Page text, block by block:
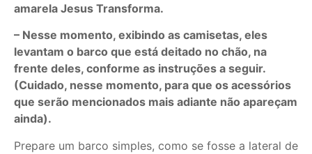
amarela Jesus Transforma.
– Nesse momento, exibindo as camisetas, eles
levantam o barco que está deitado no chão, na
frente deles, conforme as instruções a seguir.
(Cuidado, nesse momento, para que os acessórios
que serão mencionados mais adiante não apareçam
ainda).
Prepare um barco simples, como se fosse a lateral de